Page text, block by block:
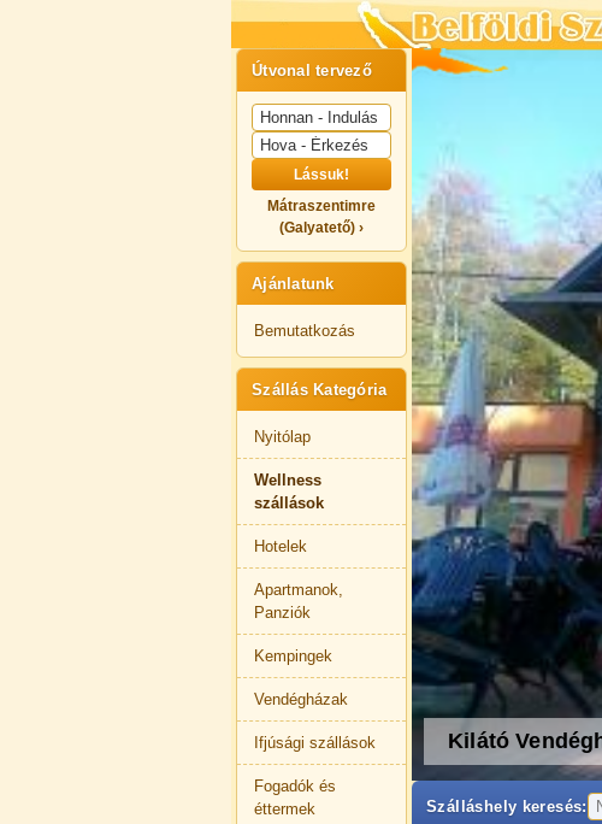
Útvonal tervező
Lássuk!
Mátraszentimre
(Galyatető) ›
Ajánlatunk
Bemutatkozás
Szállás Kategória
Nyitólap
Wellness
szállások
Hotelek
Apartmanok,
Panziók
Kempingek
Vendégházak
Ifjúsági szállások
Fogadók és
éttermek
Kilátó
Szálláshely keresés: